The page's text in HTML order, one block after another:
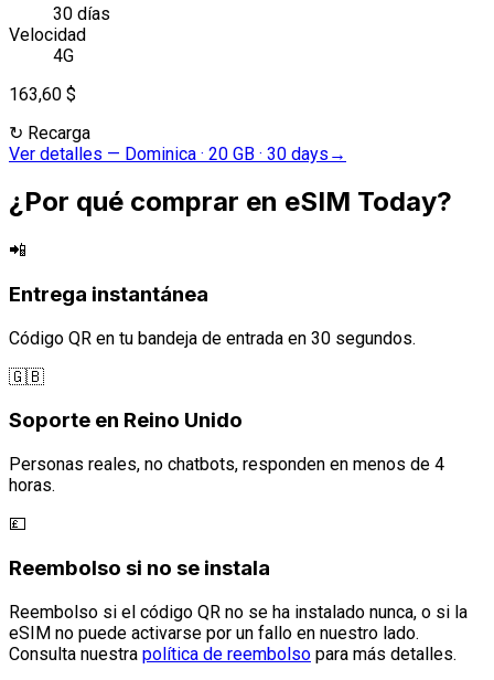
30 días
Velocidad
4G
163,60 $
↻ Recarga
Ver detalles — Dominica · 20 GB · 30 days →
¿Por qué comprar en eSIM Today?
📲
Entrega instantánea
Código QR en tu bandeja de entrada en 30 segundos.
🇬🇧
Soporte en Reino Unido
Personas reales, no chatbots, responden en menos de 4
horas.
💷
Reembolso si no se instala
Reembolso si el código QR no se ha instalado nunca, o si la
eSIM no puede activarse por un fallo en nuestro lado.
Consulta nuestra política de reembolso para más detalles.